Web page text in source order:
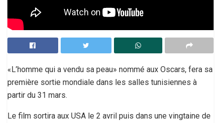
«L’homme qui a vendu sa peau» nommé aux Oscars, fera sa
première sortie mondiale dans les salles tunisiennes à
partir du 31 mars.
Le film sortira aux USA le 2 avril puis dans une vingtaine de